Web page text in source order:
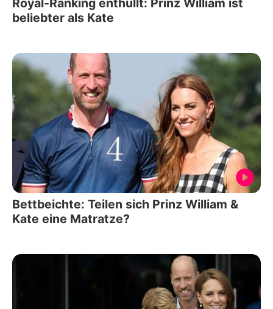
Royal-Ranking enthüllt: Prinz William ist
beliebter als Kate
Bettbeichte: Teilen sich Prinz William &
Kate eine Matratze?